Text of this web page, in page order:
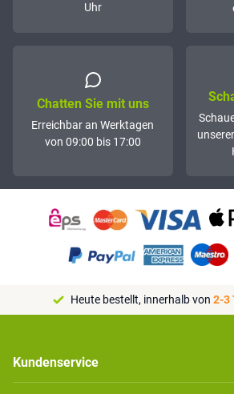
Uhr
Chatten Sie mit uns
Erreichbar an Werktagen
von 09:00 bis 17:00
Heute bestellt, innerhalb von 2-3
Kundenservice